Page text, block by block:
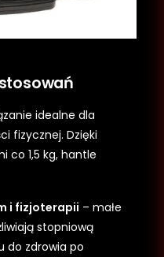
idealne dla
fizycznej. Dzięki
co 1,5 kg, hantle
i fizjoterapii – małe
stopniową
do zdrowia po